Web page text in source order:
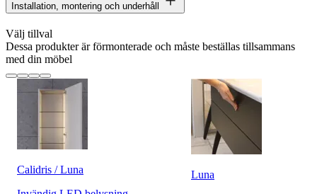
Installation, montering och underhåll
Välj tillval
Dessa produkter är förmonterade och måste beställas tillsammans
med din möbel
Calidris / Luna
Luna